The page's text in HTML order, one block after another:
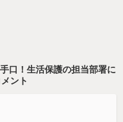
口！生活保護の担当部署に
ント